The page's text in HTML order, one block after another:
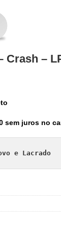
Crash –
sem juros no
e Lacrado